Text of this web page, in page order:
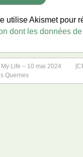
utilise Akismet pour
dont les données
Life – 10 mai 2024
Quernes